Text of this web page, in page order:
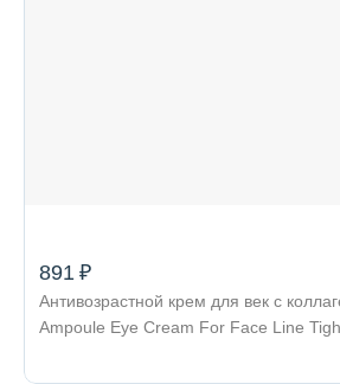
891 ₽
Антивозрастной крем для век с
Ampoule Eye Cream For Face Line